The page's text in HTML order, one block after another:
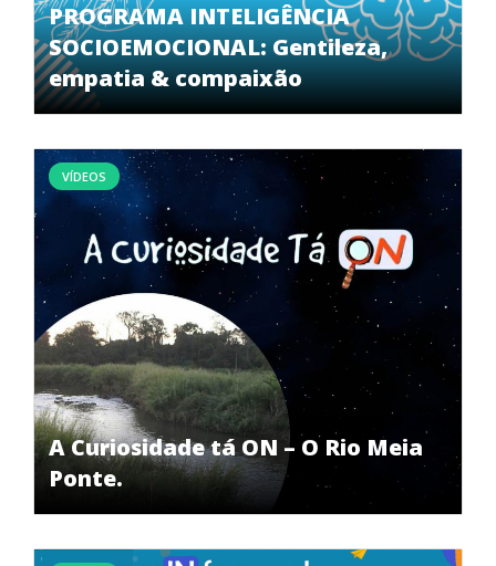
PROGRAMA INTELIGÊNCIA
SOCIOEMOCIONAL: Gentileza,
empatia & compaixão
A Curiosidade tá ON – O Rio Meia
Ponte.
VÍDEOS